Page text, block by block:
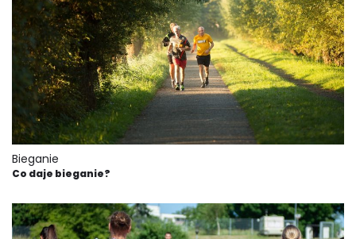
Bieganie
Co daje bieganie?